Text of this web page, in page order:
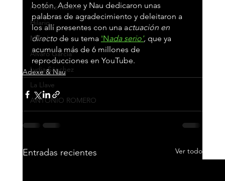
Antoñito Molina
Hilario
Milo J
Álvaro García
Lydia Sánchez
La Llave
ANTONIO ROMERO
botón, Adexe y Nau dedicaron unas
palabras de agradecimiento y deleitaron a
los allí presentes con una actuación en
directo de su tema 'Nada serio', que ya
acumula más de 6 millones de
reproducciones en YouTube.
Adexe & Nau
Entradas recientes Ver todo